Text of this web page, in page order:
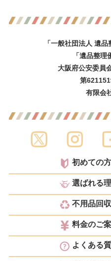
「一般社団法人 遺
「遺品整理
大阪府公安委員
第
有限会
初めての
選ばれる
不用品回
料金のご
よくある